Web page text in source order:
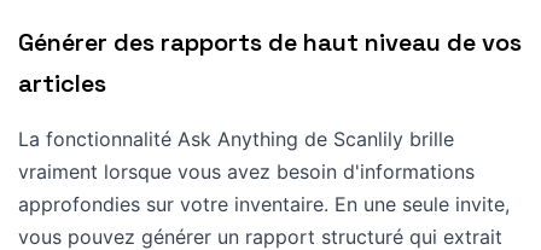
Générer des rapports de haut niveau de vos
articles
La fonctionnalité Ask Anything de Scanlily brille
vraiment lorsque vous avez besoin d'informations
approfondies sur votre inventaire. En une seule invite,
vous pouvez générer un rapport structuré qui extrait